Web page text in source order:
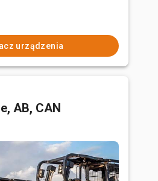
urządzenia
AB, CAN